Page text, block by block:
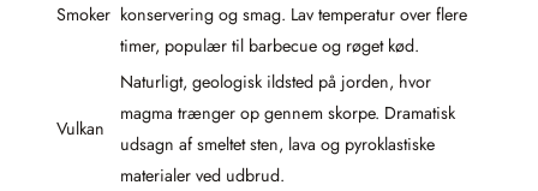
Smoker konservering og smag. Lav temperatur over flere
timer, populær til barbecue og røget kød.
Vulkan
Naturligt, geologisk ildsted på jorden, hvor
magma trænger op gennem skorpe. Dramatisk
udsagn af smeltet sten, lava og pyroklastiske
materialer ved udbrud.